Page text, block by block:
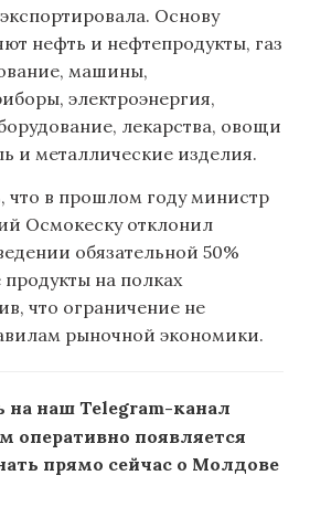
Основу
нефть и нефтепродукты, газ
машины,
электроэнергия,
лекарства, овощи
и металлические изделия.
что в прошлом году министр
Осмокеску отклонил
обязательной 50%
на полках
что ограничение не
рыночной экономики.
на наш Telegram-канал
оперативно появляется
прямо сейчас о Молдове